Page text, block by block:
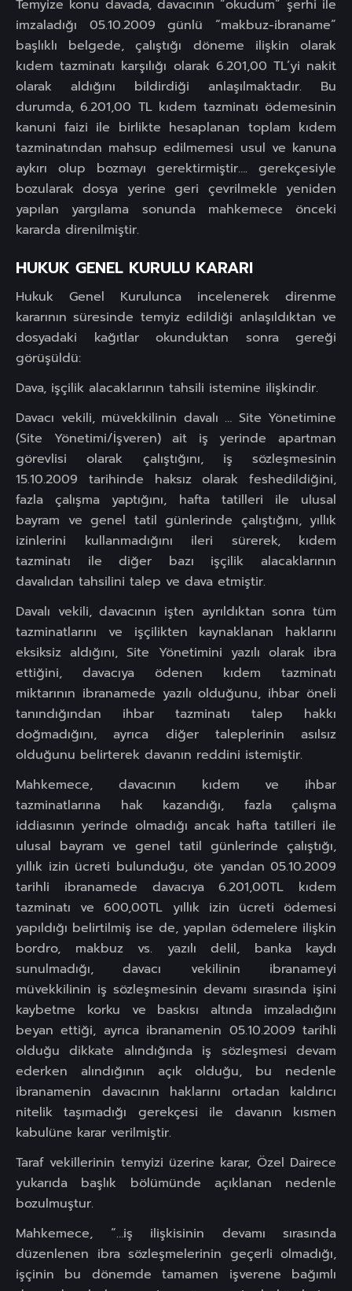
Temyize konu davada, davacının “okudum” şerhi ile
imzaladığı 05.10.2009 günlü “makbuz-ibraname”
başlıklı belgede, çalıştığı döneme ilişkin olarak
kıdem tazminatı karşılığı olarak 6.201,00 TL’yi nakit
olarak aldığını bildirdiği anlaşılmaktadır. Bu
durumda, 6.201,00 TL kıdem tazminatı ödemesinin
kanuni faizi ile birlikte hesaplanan toplam kıdem
tazminatından mahsup edilmemesi usul ve kanuna
aykırı olup bozmayı gerektirmiştir…. gerekçesiyle
bozularak dosya yerine geri çevrilmekle yeniden
yapılan yargılama sonunda mahkemece önceki
kararda direnilmiştir.
HUKUK GENEL KURULU KARARI
Hukuk Genel Kurulunca incelenerek direnme
kararının süresinde temyiz edildiği anlaşıldıktan ve
dosyadaki kağıtlar okunduktan sonra gereği
görüşüldü:
Dava, işçilik alacaklarının tahsili istemine ilişkindir.
Davacı vekili, müvekkilinin davalı … Site Yönetimine
(Site Yönetimi/İşveren) ait iş yerinde apartman
görevlisi olarak çalıştığını, iş sözleşmesinin
15.10.2009 tarihinde haksız olarak feshedildiğini,
fazla çalışma yaptığını, hafta tatilleri ile ulusal
bayram ve genel tatil günlerinde çalıştığını, yıllık
izinlerini kullanmadığını ileri sürerek, kıdem
tazminatı ile diğer bazı işçilik alacaklarının
davalıdan tahsilini talep ve dava etmiştir.
Davalı vekili, davacının işten ayrıldıktan sonra tüm
tazminatlarını ve işçilikten kaynaklanan haklarını
eksiksiz aldığını, Site Yönetimini yazılı olarak ibra
ettiğini, davacıya ödenen kıdem tazminatı
miktarının ibranamede yazılı olduğunu, ihbar öneli
tanındığından ihbar tazminatı talep hakkı
doğmadığını, ayrıca diğer taleplerinin asılsız
olduğunu belirterek davanın reddini istemiştir.
Mahkemece, davacının kıdem ve ihbar
tazminatlarına hak kazandığı, fazla çalışma
iddiasının yerinde olmadığı ancak hafta tatilleri ile
ulusal bayram ve genel tatil günlerinde çalıştığı,
yıllık izin ücreti bulunduğu, öte yandan 05.10.2009
tarihli ibranamede davacıya 6.201,00TL kıdem
tazminatı ve 600,00TL yıllık izin ücreti ödemesi
yapıldığı belirtilmiş ise de, yapılan ödemelere ilişkin
bordro, makbuz vs. yazılı delil, banka kaydı
sunulmadığı, davacı vekilinin ibranameyi
müvekkilinin iş sözleşmesinin devamı sırasında işini
kaybetme korku ve baskısı altında imzaladığını
beyan ettiği, ayrıca ibranamenin 05.10.2009 tarihli
olduğu dikkate alındığında iş sözleşmesi devam
ederken alındığının açık olduğu, bu nedenle
ibranamenin davacının haklarını ortadan kaldırıcı
nitelik taşımadığı gerekçesi ile davanın kısmen
kabulüne karar verilmiştir.
Taraf vekillerinin temyizi üzerine karar, Özel Dairece
yukarıda başlık bölümünde açıklanan nedenle
bozulmuştur.
Mahkemece, “…iş ilişkisinin devamı sırasında
düzenlenen ibra sözleşmelerinin geçerli olmadığı,
işçinin bu dönemde tamamen işverene bağımlı